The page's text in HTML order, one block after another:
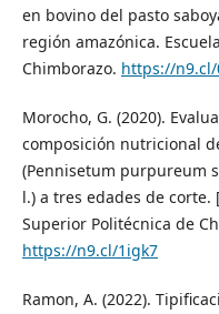
en bovino del pasto
región amazónica.
Chimborazo. https://
Morocho, G. (2020).
composición nutricional
(Pennisetum purpureum
l.) a tres edades de corte.
Superior Politécnica de
https://n9.cl/1igk7
Ramon, A. (2022).